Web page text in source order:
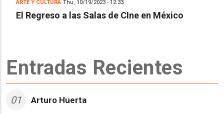
ARTE Y CULTURA Thu, 10/19/2023 - 12:33
El Regreso a las Salas de CIne en México
Entradas Recientes
01 Arturo Huerta